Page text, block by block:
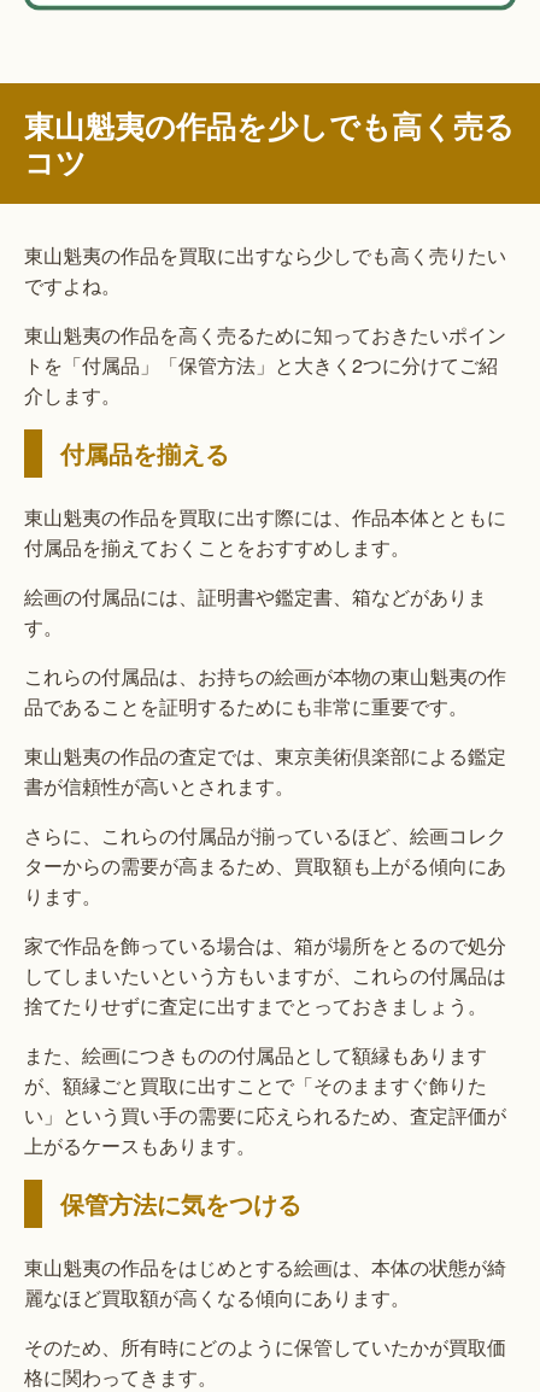
東山魁夷の作品を少しでも高く売る
コツ
東山魁夷の作品を買取に出すなら少しでも高く売りたい
ですよね。
東山魁夷の作品を高く売るために知っておきたいポイン
トを「付属品」「保管方法」と大きく2つに分けてご紹
介します。
付属品を揃える
東山魁夷の作品を買取に出す際には、作品本体とともに
付属品を揃えておくことをおすすめします。
絵画の付属品には、証明書や鑑定書、箱などがありま
す。
これらの付属品は、お持ちの絵画が本物の東山魁夷の作
品であることを証明するためにも非常に重要です。
東山魁夷の作品の査定では、東京美術倶楽部による鑑定
書が信頼性が高いとされます。
さらに、これらの付属品が揃っているほど、絵画コレク
ターからの需要が高まるため、買取額も上がる傾向にあ
ります。
家で作品を飾っている場合は、箱が場所をとるので処分
してしまいたいという方もいますが、これらの付属品は
捨てたりせずに査定に出すまでとっておきましょう。
また、絵画につきものの付属品として額縁もあります
が、額縁ごと買取に出すことで「そのまますぐ飾りた
い」という買い手の需要に応えられるため、査定評価が
上がるケースもあります。
保管方法に気をつける
東山魁夷の作品をはじめとする絵画は、本体の状態が綺
麗なほど買取額が高くなる傾向にあります。
そのため、所有時にどのように保管していたかが買取価
格に関わってきます。